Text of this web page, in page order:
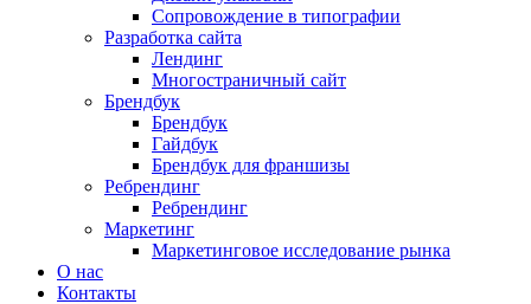
Сопровождение в типографии
Разработка сайта
Лендинг
Многостраничный сайт
Брендбук
Брендбук
Гайдбук
Брендбук для франшизы
Ребрендинг
Ребрендинг
Маркетинг
Маркетинговое исследование рынка
О нас
Контакты